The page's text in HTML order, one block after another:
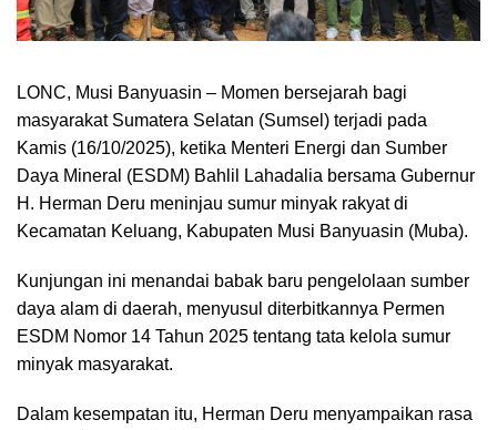
LONC, Musi Banyuasin – Momen bersejarah bagi
masyarakat Sumatera Selatan (Sumsel) terjadi pada
Kamis (16/10/2025), ketika Menteri Energi dan Sumber
Daya Mineral (ESDM) Bahlil Lahadalia bersama Gubernur
H. Herman Deru meninjau sumur minyak rakyat di
Kecamatan Keluang, Kabupaten Musi Banyuasin (Muba).
Kunjungan ini menandai babak baru pengelolaan sumber
daya alam di daerah, menyusul diterbitkannya Permen
ESDM Nomor 14 Tahun 2025 tentang tata kelola sumur
minyak masyarakat.
Dalam kesempatan itu, Herman Deru menyampaikan rasa